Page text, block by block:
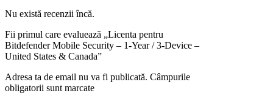
Nu există recenzii încă.
Fii primul care evaluează „Licenta pentru
Bitdefender Mobile Security – 1-Year / 3-Device –
United States & Canada”
Adresa ta de email nu va fi publicată. Câmpurile
obligatorii sunt marcate